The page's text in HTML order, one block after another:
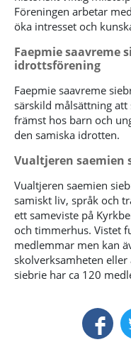
Föreningen arbetar
öka intresset och
Faepmie saavreme
idrottsförening
Faepmie saavreme
särskild målsättning
främst hos barn och
den samiska idrotten.
Vualtjeren saemien
Vualtjeren saemien
samiskt liv, språk och
ett sameviste på
och timmerhus. Vistet
medlemmar men kan
skolverksamheten
siebrie har ca 120